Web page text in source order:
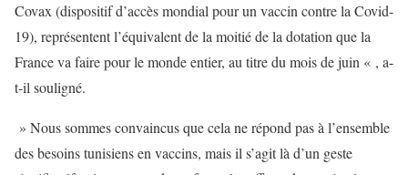
Covax (dispositif d’accès mondial pour un vaccin contre la Covid-
19), représentent l’équivalent de la moitié de la dotation que la
France va faire pour le monde entier, au titre du mois de juin « , a-
t-il souligné.
» Nous sommes convaincus que cela ne répond pas à l’ensemble
des besoins tunisiens en vaccins, mais il s’agit là d’un geste